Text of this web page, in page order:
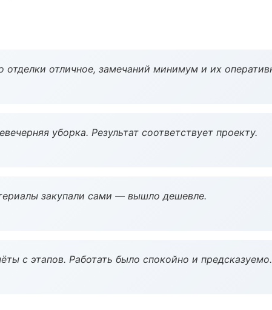
отделки отличное, замечаний минимум и их
уборка. Результат соответствует проекту.
закупали сами — вышло дешевле.
с этапов. Работать было спокойно и предсказуемо.